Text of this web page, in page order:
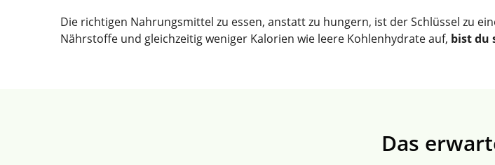
Die richtigen Nahrungsmittel zu essen, anstatt zu hungern, ist der Schlüssel zu
Nährstoffe und gleichzeitig weniger Kalorien wie leere Kohlenhydrate auf, bist du
Das